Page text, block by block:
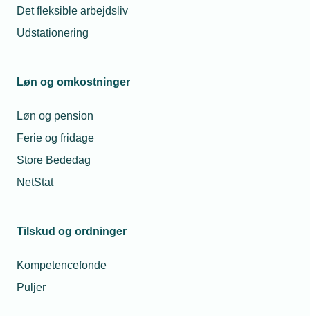
Det fleksible arbejdsliv
Udstationering
Løn og omkostninger
Løn og pension
Ferie og fridage
Store Bededag
NetStat
Tilskud og ordninger
Kompetencefonde
Puljer
styrke Danmarks forsyningssikkerhed
Digitalisering er vejen til lettere og billigere
Høringer
Høringssvar - 2024
Høringssvar - 2023
Høringssvar - 2022